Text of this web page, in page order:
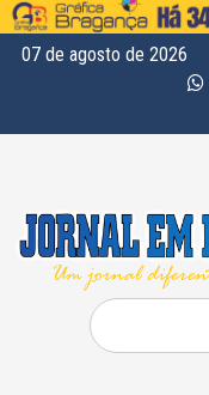
07 de agosto de 2026
Pesquisar
por: